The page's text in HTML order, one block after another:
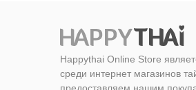
Happythai Online Store
среди интернет магазинов